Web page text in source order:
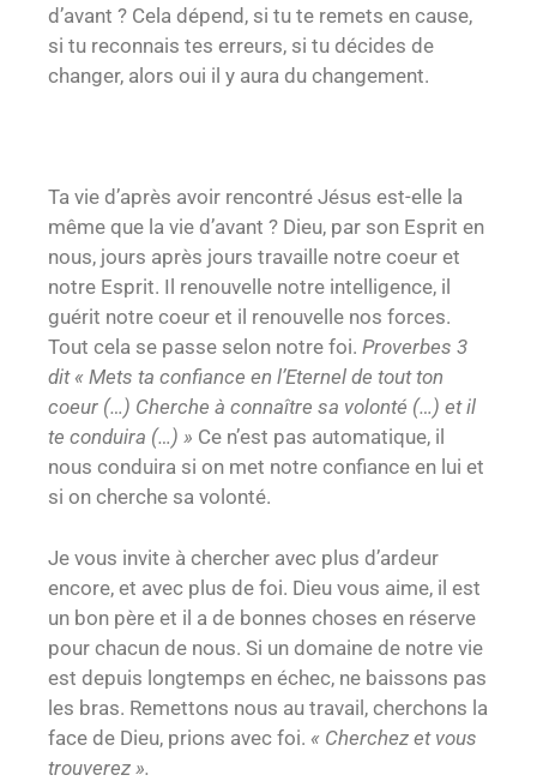
d’avant ? Cela dépend, si tu te remets en cause,
si tu reconnais tes erreurs, si tu décides de
changer, alors oui il y aura du changement.
Ta vie d’après avoir rencontré Jésus est-elle la
même que la vie d’avant ? Dieu, par son Esprit en
nous, jours après jours travaille notre coeur et
notre Esprit. Il renouvelle notre intelligence, il
guérit notre coeur et il renouvelle nos forces.
Tout cela se passe selon notre foi. Proverbes 3
dit « Mets ta confiance en l’Eternel de tout ton
coeur (…) Cherche à connaître sa volonté (…) et il
te conduira (…) » Ce n’est pas automatique, il
nous conduira si on met notre confiance en lui et
si on cherche sa volonté.
Je vous invite à chercher avec plus d’ardeur
encore, et avec plus de foi. Dieu vous aime, il est
un bon père et il a de bonnes choses en réserve
pour chacun de nous. Si un domaine de notre vie
est depuis longtemps en échec, ne baissons pas
les bras. Remettons nous au travail, cherchons la
face de Dieu, prions avec foi. « Cherchez et vous
trouverez ».